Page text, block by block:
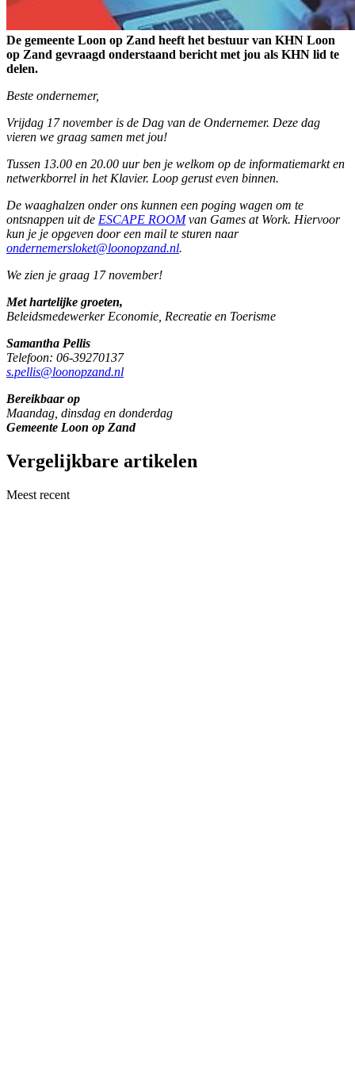
De gemeente Loon op Zand heeft het bestuur van KHN Loon
op Zand gevraagd onderstaand bericht met jou als KHN lid te
delen.
Beste ondernemer,
Vrijdag 17 november is de Dag van de Ondernemer. Deze dag
vieren we graag samen met jou!
Tussen 13.00 en 20.00 uur ben je welkom op de informatiemarkt en
netwerkborrel in het Klavier. Loop gerust even binnen.
De waaghalzen onder ons kunnen een poging wagen om te
ontsnappen uit de ESCAPE ROOMvan Games at Work. Hiervoor
kun je je opgeven door een mail te sturen naar
ondernemersloket@loonopzand.nl.
We zien je graag 17 november!
Met hartelijke groeten,
Beleidsmedewerker Economie, Recreatie en Toerisme
Samantha Pellis
Telefoon: 06-39270137
s.pellis@loonopzand.nl
Bereikbaar op
Maandag, dinsdag en donderdag
Gemeente Loon op Zand
Vergelijkbare artikelen
Meest recent